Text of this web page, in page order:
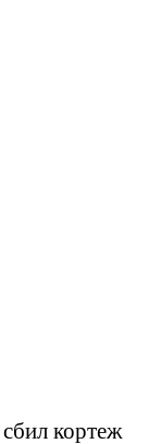
сбил кортеж